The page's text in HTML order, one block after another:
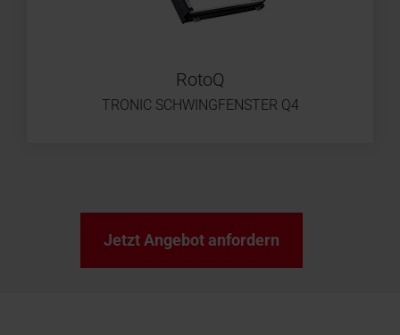
RotoQ
TRONIC SCHWINGFENSTER Q4
Jetzt Angebot anfordern